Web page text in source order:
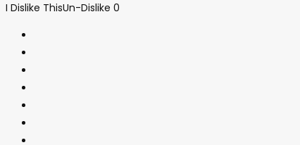
I Dislike ThisUn-Dislike 0